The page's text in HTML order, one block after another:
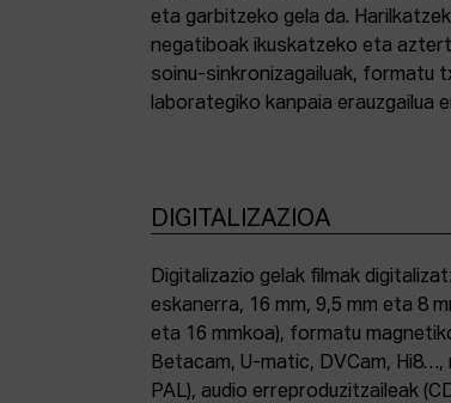
eta garbitzeko gela da.
negatiboak ikuskatzeko eta
soinu-sinkronizagailuak, formatu
laborategiko kanpaia
DIGITALIZAZIOA
Digitalizazio gelak filmak
eskanerra, 16 mm, 9,5 mm eta 8
eta 16 mmkoa), formatu
Betacam, U-matic, DVCam, Hi8…,
PAL), audio erreproduzitzaileak